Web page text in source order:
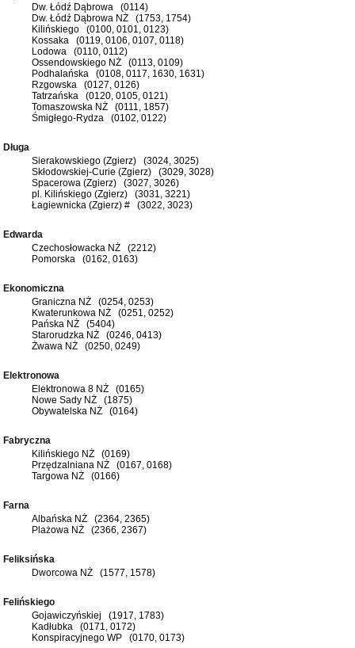
Dw. Łódź Dąbrowa (0114)
Dw. Łódź Dąbrowa NŻ (1753, 1754)
Kilińskiego (0100, 0101, 0123)
Kossaka (0119, 0106, 0107, 0118)
Lodowa (0110, 0112)
Ossendowskiego NŻ (0113, 0109)
Podhalańska (0108, 0117, 1630, 1631)
Rzgowska (0127, 0126)
Tatrzańska (0120, 0105, 0121)
Tomaszowska NŻ (0111, 1857)
Śmigłego-Rydza (0102, 0122)
Długa
Sierakowskiego (Zgierz) (3024, 3025)
Skłodowskiej-Curie (Zgierz) (3029, 3028)
Spacerowa (Zgierz) (3027, 3026)
pl. Kilińskiego (Zgierz) (3031, 3221)
Łagiewnicka (Zgierz) # (3022, 3023)
Edwarda
Czechosłowacka NŻ (2212)
Pomorska (0162, 0163)
Ekonomiczna
Graniczna NŻ (0254, 0253)
Kwaterunkowa NŻ (0251, 0252)
Pańska NŻ (5404)
Starorudzka NŻ (0246, 0413)
Żwawa NŻ (0250, 0249)
Elektronowa
Elektronowa 8 NŻ (0165)
Nowe Sady NŻ (1875)
Obywatelska NŻ (0164)
Fabryczna
Kilińskiego NŻ (0169)
Przędzalniana NŻ (0167, 0168)
Targowa NŻ (0166)
Farna
Albańska NŻ (2364, 2365)
Plażowa NŻ (2366, 2367)
Feliksińska
Dworcowa NŻ (1577, 1578)
Felińskiego
Gojawiczyńskiej (1917, 1783)
Kadłubka (0171, 0172)
Konspiracyjnego WP (0170, 0173)